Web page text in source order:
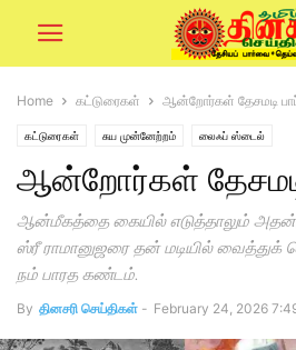
Home கட்டுரைகள் ஆன்றோர்கள் தேசமடி
கட்டுரைகள் சுய முன்னேற்றம் லைஃப் ஸ்டைல்
ஆன்றோர்கள்
ஆன்மீகத்தை கையில் எடுத்தாலும்
ஸ்ரீ ராமானுஜரை தன் மடியில் வைத்துக்
நம் பாரத கண்டம்.
By தினசரி செய்திகள் - February 24, 2026